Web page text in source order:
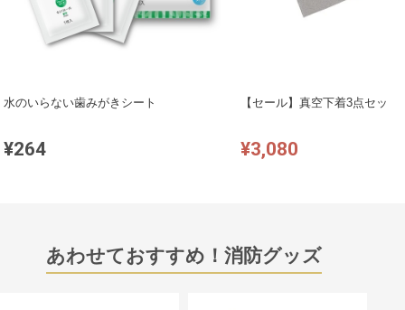
水のいらない歯みがきシート
¥264
【セール】真空下着3点セット
¥3,080
あわせておすすめ！消防グッズ